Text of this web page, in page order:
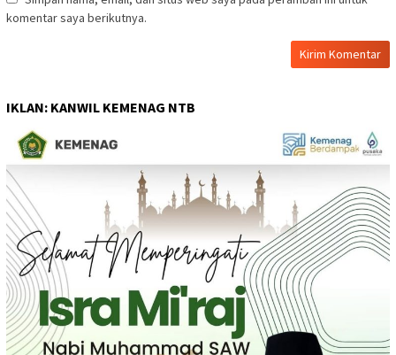
komentar saya berikutnya.
IKLAN: KANWIL KEMENAG NTB